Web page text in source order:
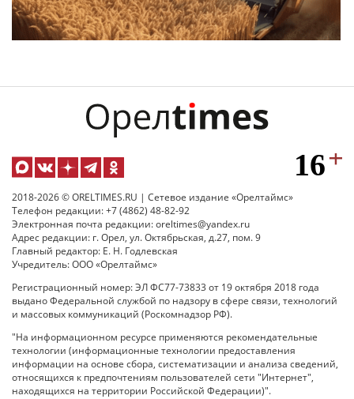
2018-2026 © ORELTIMES.RU | Сетевое издание «Орелтаймс»
Телефон редакции: +7 (4862) 48-82-92
Электронная почта редакции: oreltimes@yandex.ru
Адрес редакции: г. Орел, ул. Октябрьская, д.27, пом. 9
Главный редактор: Е. Н. Годлевская
Учредитель: ООО «Орелтаймс»
Регистрационный номер: ЭЛ ФС77-73833 от 19 октября 2018 года
выдано Федеральной службой по надзору в сфере связи, технологий
и массовых коммуникаций (Роскомнадзор РФ).
"На информационном ресурсе применяются рекомендательные
технологии (информационные технологии предоставления
информации на основе сбора, систематизации и анализа сведений,
относящихся к предпочтениям пользователей сети "Интернет",
находящихся на территории Российской Федерации)".